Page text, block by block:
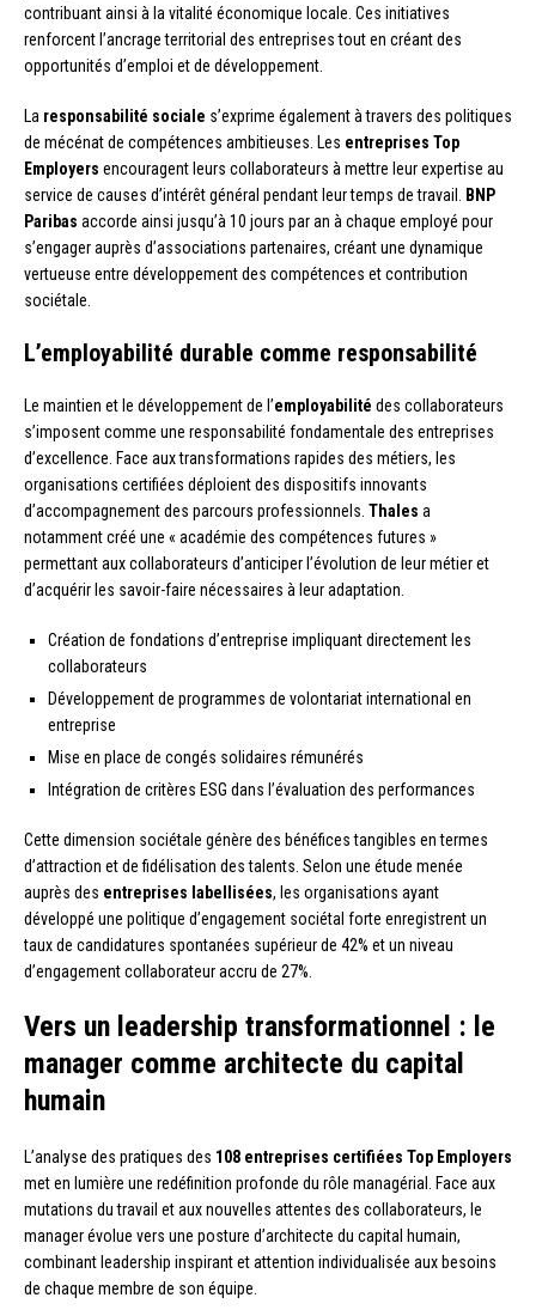
contribuant ainsi à la vitalité économique locale. Ces initiatives
renforcent l’ancrage territorial des entreprises tout en créant des
opportunités d’emploi et de développement.
La responsabilité sociale s’exprime également à travers des politiques
de mécénat de compétences ambitieuses. Les entreprises Top
Employers encouragent leurs collaborateurs à mettre leur expertise au
service de causes d’intérêt général pendant leur temps de travail.
BNP
Paribas accorde ainsi jusqu’à 10 jours par an à chaque employé pour
s’engager auprès d’associations partenaires, créant une dynamique
vertueuse entre développement des compétences et contribution
sociétale.
L’employabilité durable comme responsabilité
Le maintien et le développement de l’employabilité des collaborateurs
s’imposent comme une responsabilité fondamentale des entreprises
d’excellence. Face aux transformations rapides des métiers, les
organisations certifiées déploient des dispositifs innovants
d’accompagnement des parcours professionnels. Thales a
notamment créé une « académie des compétences futures »
permettant aux collaborateurs d’anticiper l’évolution de leur métier et
d’acquérir les savoir-faire nécessaires à leur adaptation.
Création de fondations d’entreprise impliquant directement les
collaborateurs
Développement de programmes de volontariat international en
entreprise
Mise en place de congés solidaires rémunérés
Intégration de critères ESG dans l’évaluation des performances
Cette dimension sociétale génère des bénéfices tangibles en termes
d’attraction et de fidélisation des talents. Selon une étude menée
auprès des entreprises labellisées, les organisations ayant
développé une politique d’engagement sociétal forte enregistrent un
taux de candidatures spontanées supérieur de 42% et un niveau
d’engagement collaborateur accru de 27%.
Vers un leadership transformationnel : le
manager comme architecte du capital
humain
L’analyse des pratiques des 108 entreprises certifiées Top Employers
met en lumière une redéfinition profonde du rôle managérial. Face aux
mutations du travail et aux nouvelles attentes des collaborateurs, le
manager évolue vers une posture d’architecte du capital humain,
combinant leadership inspirant et attention individualisée aux besoins
de chaque membre de son équipe.